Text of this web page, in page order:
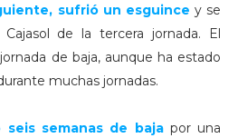
sufrió un esguince y se
de la tercera jornada. El
de baja, aunque ha estado
muchas jornadas.
seis semanas de bajapor una